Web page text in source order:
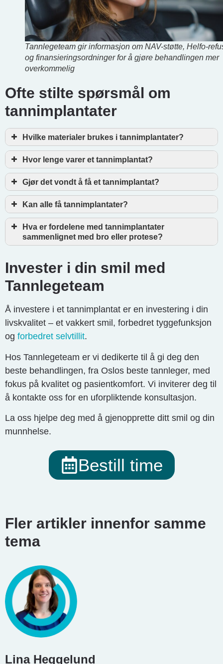
Tannlegeteam gir informasjon om NAV-støtte, Helfo-
og finansieringsordninger for å gjøre behandlingen mer
overkommelig
Ofte stilte spørsmål om
tannimplantater
Hvilke materialer brukes i tannimplantater?
Hvor lenge varer et tannimplantat?
Gjør det vondt å få et tannimplantat?
Kan alle få tannimplantater?
Hva er fordelene med tannimplantater
sammenlignet med bro eller protese?
Invester i din smil med
Tannlegeteam
Å investere i et tannimplantat er en investering i din
livskvalitet – et vakkert smil, forbedret tyggefunksjon
og forbedret selvtillit.
Hos Tannlegeteam er vi dedikerte til å gi deg den
beste behandlingen, fra Oslos beste tannleger, med
fokus på kvalitet og pasientkomfort. Vi inviterer deg til
å kontakte oss for en uforpliktende konsultasjon.
La oss hjelpe deg med å gjenopprette ditt smil og din
munnhelse.
Bestill time
Fler artikler innenfor samme
tema
Lina Heggelund